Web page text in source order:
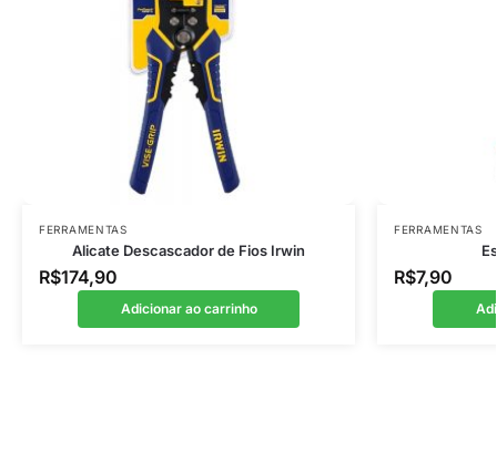
FERRAMENTAS
Alicate Descascador de Fios Irwin
R$174,90
Adicionar ao carrinho
FERRAMENTAS
R$7,90